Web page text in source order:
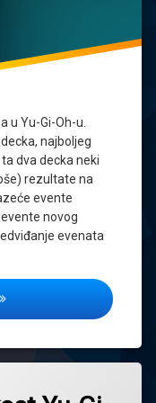
u Yu-Gi-Oh-u.
najboljeg
dva decka neki
rezultate na
evente
novog
evenata
evenata